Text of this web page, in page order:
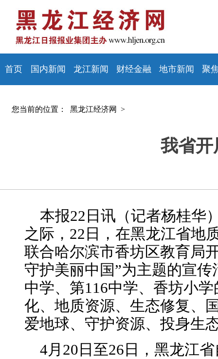
首页 国内新闻 龙江新闻 财经金融 地市新闻 聚
您当前的位置： 黑龙江经济网 >
我省开
本报22日讯（记者杨桂华
之际，22日，在黑龙江省地
联合哈尔滨市香坊区教育局
守护美丽中国”为主题的宣
中学、第116中学、香坊小
化、地质资源、生态修复、
爱地球、守护资源、投身生
4月20日至26日，黑龙江